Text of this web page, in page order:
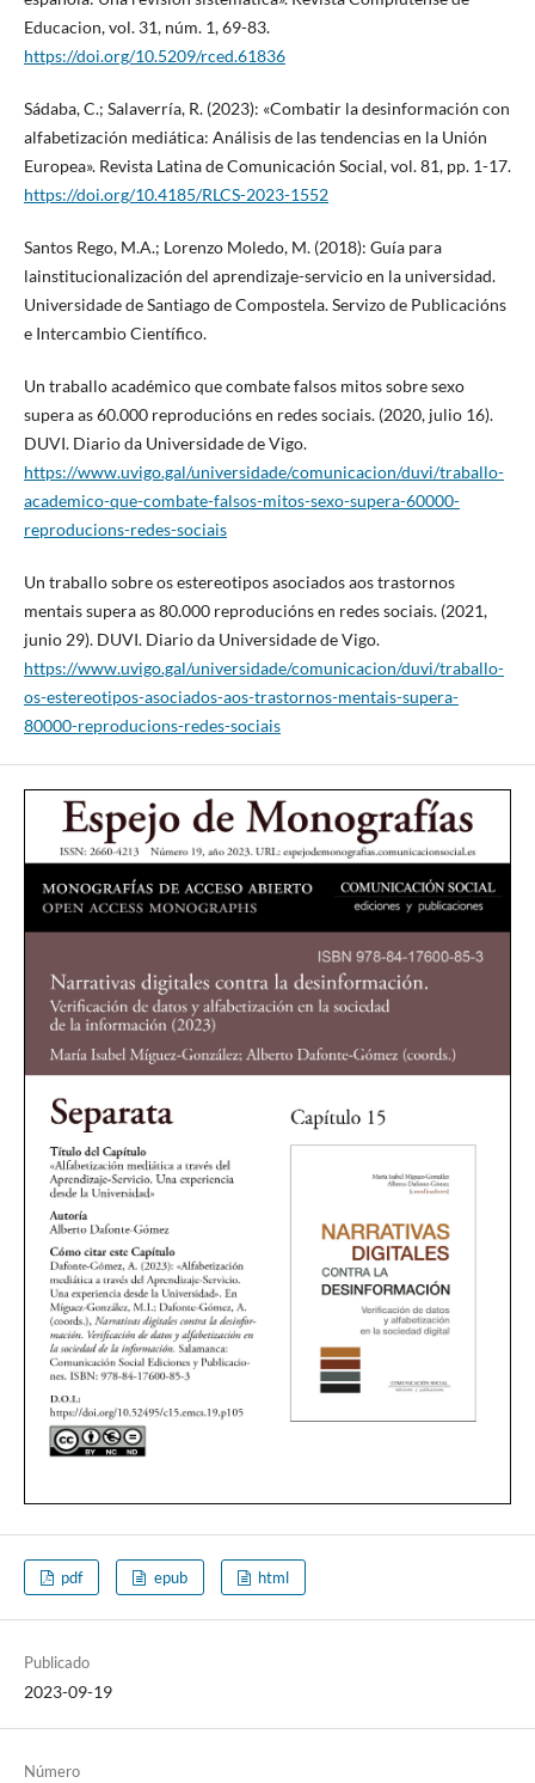
Educacion, vol. 31, núm. 1, 69-83.
https://doi.org/10.5209/rced.61836
Sádaba, C.; Salaverría, R. (2023): «Combatir la desinformación con
alfabetización mediática: Análisis de las tendencias en la Unión
Europea». Revista Latina de Comunicación Social, vol. 81, pp. 1-17.
https://doi.org/10.4185/RLCS-2023-1552
Santos Rego, M.A.; Lorenzo Moledo, M. (2018): Guía para
lainstitucionalización del aprendizaje-servicio en la universidad.
Universidade de Santiago de Compostela. Servizo de Publicacións
e Intercambio Científico.
Un traballo académico que combate falsos mitos sobre sexo
supera as 60.000 reproducións en redes sociais. (2020, julio 16).
DUVI. Diario da Universidade de Vigo.
https://www.uvigo.gal/universidade/comunicacion/duvi/traballo-
academico-que-combate-falsos-mitos-sexo-supera-60000-
reproducions-redes-sociais
Un traballo sobre os estereotipos asociados aos trastornos
mentais supera as 80.000 reproducións en redes sociais. (2021,
junio 29). DUVI. Diario da Universidade de Vigo.
https://www.uvigo.gal/universidade/comunicacion/duvi/traballo-
os-estereotipos-asociados-aos-trastornos-mentais-supera-
80000-reproducions-redes-sociais
pdf epub html
Publicado
2023-09-19
Número